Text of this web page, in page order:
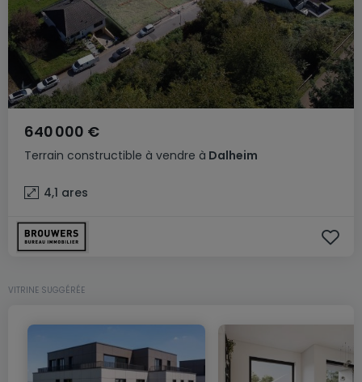
Terrain constructible à vendre à Dalheim
640 000 €
4,1 ares
VITRINE SUGGÉRÉE